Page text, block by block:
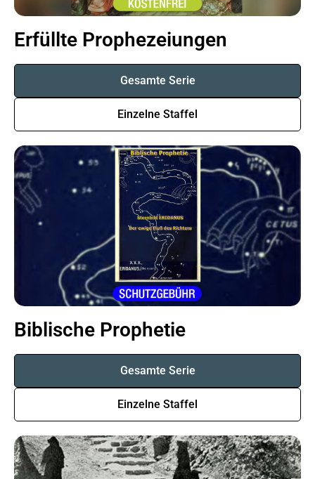
Erfüllte Prophezeiungen
Gesamte Serie
Einzelne Staffel
Biblische Prophetie
Gesamte Serie
Einzelne Staffel